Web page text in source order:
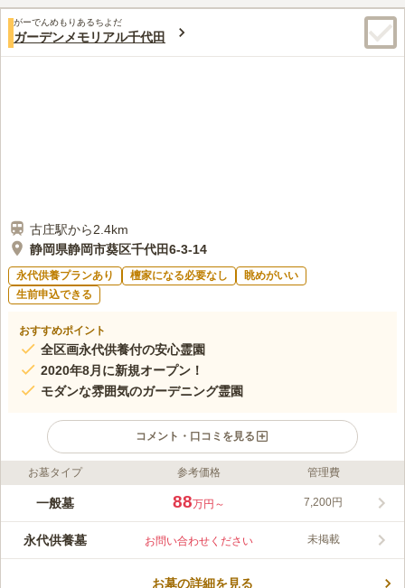
がーでんめもりあるちよだ
ガーデンメモリアル千代田
古庄駅から2.4km
静岡県静岡市葵区千代田6-3-14
永代供養プランあり 檀家になる必要なし
眺めがいい
生前申込できる
おすすめポイント
全区画永代供養付の安心霊園
2020年8月に新規オープン！
モダンな雰囲気のガーデニング霊園
コメント・口コミを見る
ライフドット編集部のコメント
ガーデンメモリアル千代田は、永代供養付きの霊園です。将来、
いりません。全面バリアフリー設計で、お墓参りしやすい設計に
なっています。
お墓タイプ 参考価格 管理費
一般墓 88万円～ 7,200円
永代供養墓 お問い合わせください 未掲載
お墓の詳細を見る